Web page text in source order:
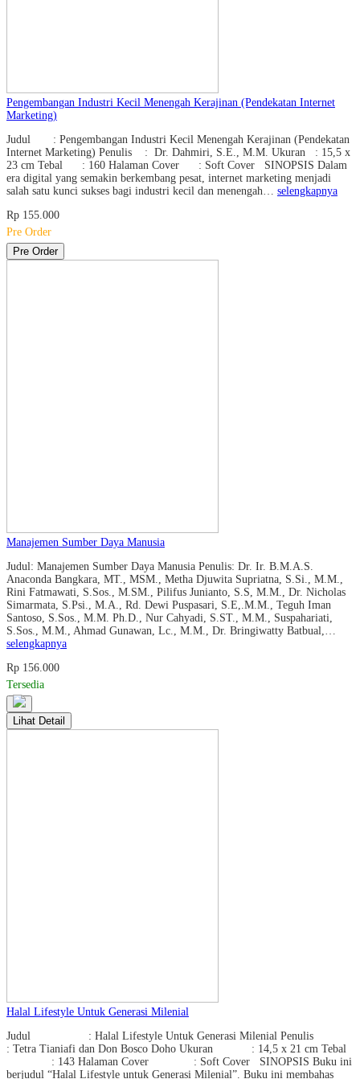
Pengembangan Industri Kecil Menengah Kerajinan (Pendekatan Internet
Marketing)
Judul : Pengembangan Industri Kecil Menengah Kerajinan (Pendekatan
Internet Marketing) Penulis : Dr. Dahmiri, S.E., M.M. Ukuran : 15,5 x
23 cm Tebal : 160 Halaman Cover : Soft Cover SINOPSIS Dalam
era digital yang semakin berkembang pesat, internet marketing menjadi
salah satu kunci sukses bagi industri kecil dan menengah… selengkapnya
Rp 155.000
Pre Order
Pre Order
Manajemen Sumber Daya Manusia
Judul: Manajemen Sumber Daya Manusia Penulis: Dr. Ir. B.M.A.S.
Anaconda Bangkara, MT., MSM., Metha Djuwita Supriatna, S.Si., M.M.,
Rini Fatmawati, S.Sos., M.SM., Pilifus Junianto, S.S, M.M., Dr. Nicholas
Simarmata, S.Psi., M.A., Rd. Dewi Puspasari, S.E,.M.M., Teguh Iman
Santoso, S.Sos., M.M. Ph.D., Nur Cahyadi, S.ST., M.M., Suspahariati,
S.Sos., M.M., Ahmad Gunawan, Lc., M.M., Dr. Bringiwatty Batbual,…
selengkapnya
Rp 156.000
Tersedia
Lihat Detail
Halal Lifestyle Untuk Generasi Milenial
Judul : Halal Lifestyle Untuk Generasi Milenial Penulis
: Tetra Tianiafi dan Don Bosco Doho Ukuran : 14,5 x 21 cm Tebal
: 143 Halaman Cover : Soft Cover SINOPSIS Buku ini
berjudul “Halal Lifestyle untuk Generasi Milenial”. Buku ini membahas